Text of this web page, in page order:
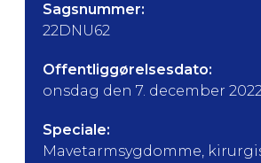
Sagsnummer:
22DNU62
Offentliggørelsesdato:
onsdag den 7. december
Speciale:
Mavetarmsygdomme,